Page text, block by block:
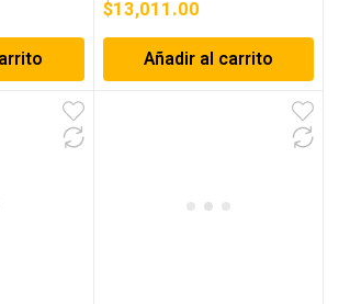
$13,011.00
Añadir al carrito